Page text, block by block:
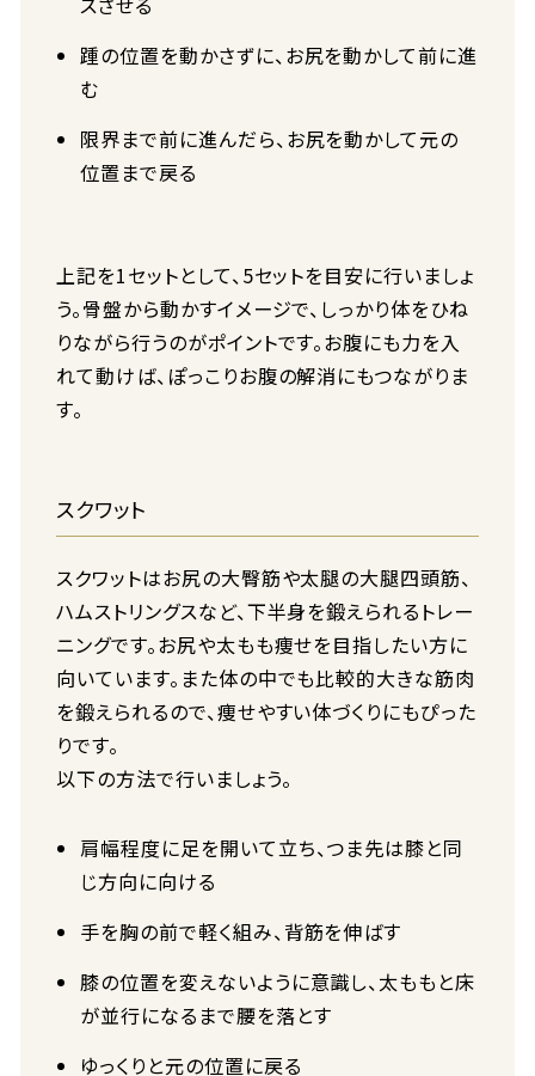
踵の位置を動かさずに、お尻を動かして前に進
む
限界まで前に進んだら、お尻を動かして元の
位置まで戻る
上記を1セットとして、5セットを目安に行いましょ
う。骨盤から動かすイメージで、しっかり体をひね
りながら行うのがポイントです。お腹にも力を入
れて動けば、ぽっこりお腹の解消にもつながりま
す。
スクワット
スクワットはお尻の大臀筋や太腿の大腿四頭筋、
ハムストリングスなど、下半身を鍛えられるトレー
ニングです。お尻や太もも痩せを目指したい方に
向いています。また体の中でも比較的大きな筋肉
を鍛えられるので、痩せやすい体づくりにもぴった
りです。
以下の方法で行いましょう。
肩幅程度に足を開いて立ち、つま先は膝と同
じ方向に向ける
手を胸の前で軽く組み、背筋を伸ばす
膝の位置を変えないように意識し、太ももと床
が並行になるまで腰を落とす
ゆっくりと元の位置に戻る